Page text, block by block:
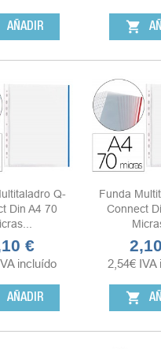
AÑADIR shopping_cart
Q-
Din A4 70
€
incluído
AÑADIR
Funda
Connect
Precio
2,54€ IVA
shopping_cart